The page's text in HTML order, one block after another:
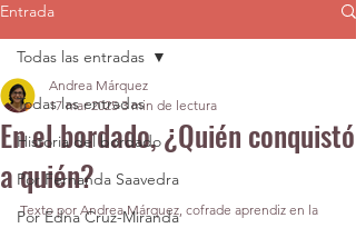
Entrada
Todas las entradas
Historia del bordado
Por Fernanda Saavedra
Por Edna Cruz-Miranda
Todas las entradas
En el bordado, ¿Quién conquistó
a quién?
Andrea Márquez
17 mar 2025 3 min de lectura
Texto por Andrea Márquez, cofrade aprendiz en la